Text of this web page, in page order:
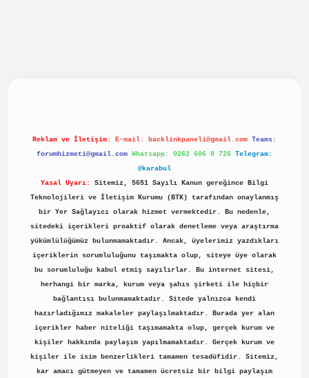
Reklam ve İletişim: E-mail: backlinkpaneli@gmail.com Teams:
forumhizmeti@gmail.com Whatsapp: 0262 606 0 726 Telegram:
@karabul
Yasal Uyarı:
Sitemiz, 5651 Sayılı Kanun gereğince Bilgi
Teknolojileri ve İletişim Kurumu (BTK) tarafından onaylanmış
bir Yer Sağlayıcı olarak hizmet vermektedir. Bu nedenle,
sitedeki içerikleri proaktif olarak denetleme veya araştırma
yükümlülüğümüz bulunmamaktadır. Ancak, üyelerimiz yazdıkları
içeriklerin sorumluluğunu taşımakta olup, siteye üye olarak
bu sorumluluğu kabul etmiş sayılırlar. Bu internet sitesi,
herhangi bir marka, kurum veya şahıs şirketi ile hiçbir
bağlantısı bulunmamaktadır. Sitede yalnızca kendi
hazırladığımız makaleler paylaşılmaktadır. Burada yer alan
içerikler haber niteliği taşımamakta olup, gerçek kurum ve
kişiler hakkında paylaşım yapılmamaktadır. Gerçek kurum ve
kişiler ile isim benzerlikleri tamamen tesadüfidir. Sitemiz,
kar amacı gütmeyen ve tamamen ücretsiz bir bilgi paylaşım